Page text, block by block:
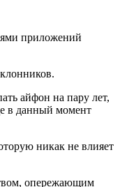
приложений
айфон на пару лет,
в данный момент
никак не влияет
опережающим